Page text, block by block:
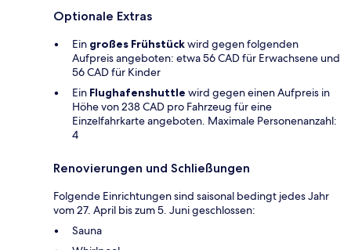
Optionale Extras
Ein großes Frühstückwird gegen folgenden
Aufpreis angeboten: etwa 56 CAD für Erwachsene und
56 CAD für Kinder
Ein Flughafenshuttle wird gegen einen Aufpreis in
Höhe von 238 CAD pro Fahrzeug für eine
Einzelfahrkarte angeboten. Maximale Personenanzahl:
4
Renovierungen und Schließungen
Folgende Einrichtungen sind saisonal bedingt jedes Jahr
vom 27. April bis zum 5. Juni geschlossen:
Sauna